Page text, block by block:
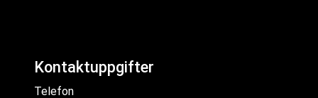
Kontaktuppgifter
Telefon